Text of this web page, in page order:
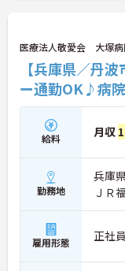
医療法人敬愛会 大塚病
【兵庫県／丹
ー通勤OK♪病
給料 月収
勤務地
兵庫
ＪＲ
雇用形態 正社